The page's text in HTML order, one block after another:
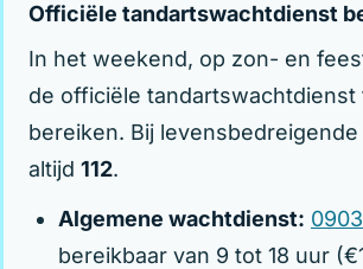
Officiële tandartswachtdienst
In het weekend, op zon- en
de officiële tandartswachtdienst
bereiken. Bij
altijd 112.
Algemene wachtdienst:
bereikbaar van 9 tot 18 uur